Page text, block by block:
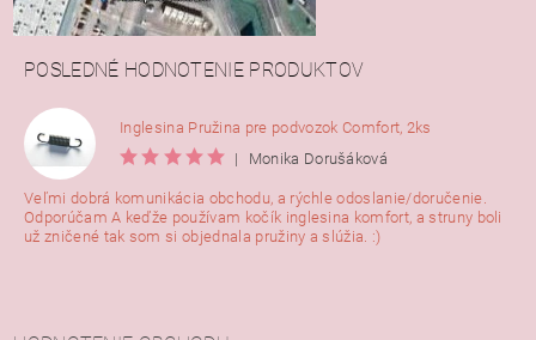
POSLEDNÉ HODNOTENIE PRODUKTOV
Inglesina Pružina pre podvozok Comfort, 2ks
|
Monika Dorušáková
Veľmi dobrá komunikácia obchodu, a rýchle odoslanie/doručenie.
Odporúčam A keďže používam kočík inglesina komfort, a struny boli
už zničené tak som si objednala pružiny a slúžia. :)